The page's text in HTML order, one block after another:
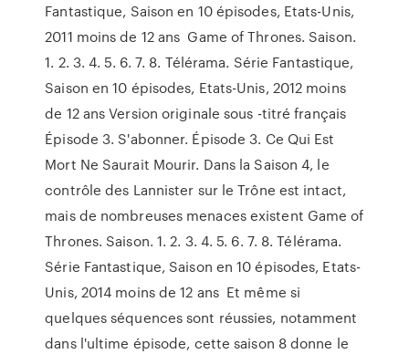
Fantastique, Saison en 10 épisodes, Etats-Unis,
2011 moins de 12 ans Game of Thrones. Saison.
1. 2. 3. 4. 5. 6. 7. 8. Télérama. Série Fantastique,
Saison en 10 épisodes, Etats-Unis, 2012 moins
de 12 ans Version originale sous -titré français
Épisode 3. S'abonner. Épisode 3. Ce Qui Est
Mort Ne Saurait Mourir. Dans la Saison 4, le
contrôle des Lannister sur le Trône est intact,
mais de nombreuses menaces existent Game of
Thrones. Saison. 1. 2. 3. 4. 5. 6. 7. 8. Télérama.
Série Fantastique, Saison en 10 épisodes, Etats-
Unis, 2014 moins de 12 ans Et même si
quelques séquences sont réussies, notamment
dans l'ultime épisode, cette saison 8 donne le